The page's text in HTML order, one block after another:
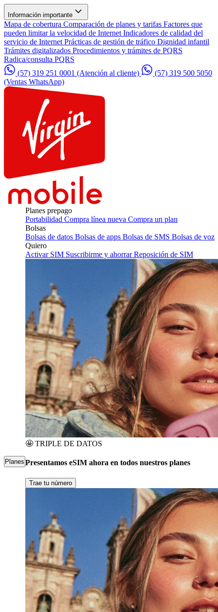
Información importante
Mapa de cobertura Comparación de planes y tarifas Factores que
pueden limitar la velocidad de Internet Indicadores de calidad del
servicio de Internet Prácticas de gestión de tráfico Dignidad infantil
Trámites digitalizados Procedimientos y trámites de PQRS
Radica/consulta PQRS
(57) 319 251 0001 (Atención al cliente)
(57) 319 500 5050
(Ventas WhatsApp)
Planes
Planes prepago
Portabilidad Compra línea nueva Compra un plan
Bolsas
Bolsas de datos Bolsas de apps Bolsas de SMS Bolsas de voz
Quiero
Activar SIM Suscribirme y ahorrarReposición de SIM
🤩 TRIPLE DE DATOS
Presentamos eSIM ahora en todos nuestros planes
Trae tu número